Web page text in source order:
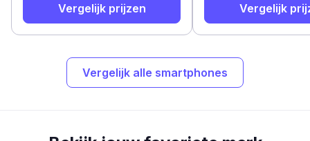
Vergelijk prijzen Vergelijk
Vergelijk alle smartphones